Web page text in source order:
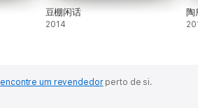
豆棚闲话
2014
陶
encontre um revendedorperto de si.